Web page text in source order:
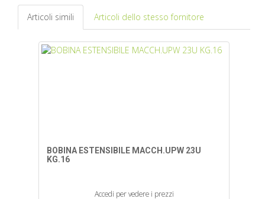
Articoli simili Articoli dello stesso fornitore
BOBINA ESTENSIBILE MACCH.UPW 23U
KG.16
Accedi per vedere i prezzi